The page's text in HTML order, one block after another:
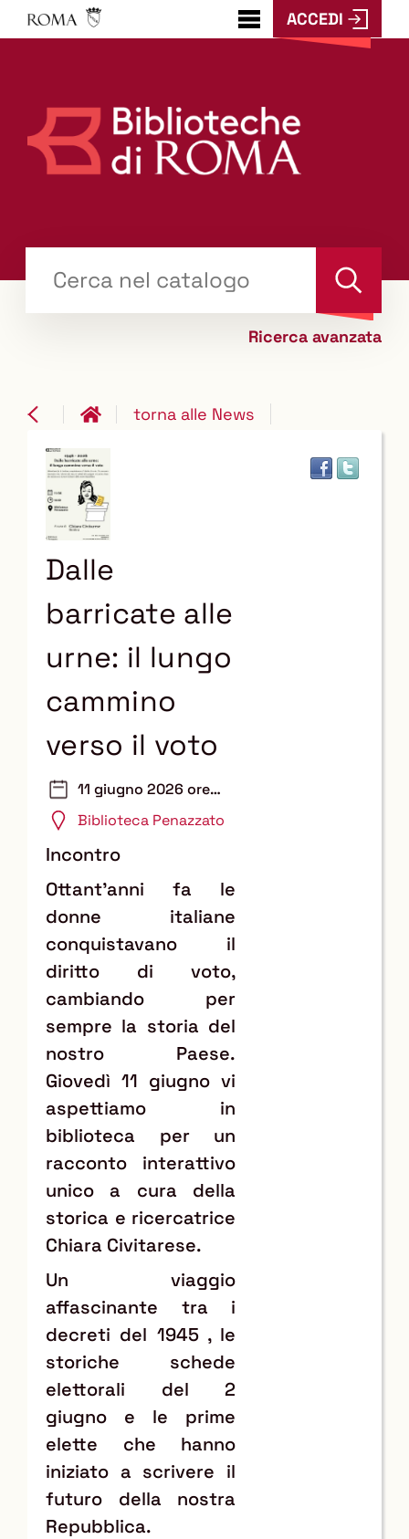
???
menu.button???
ACCEDI
il tuo libro "Catalogo"
Cerca
Ricerca avanzata
torna alle News
Dalle
barricate alle
urne: il lungo
cammino
verso il voto
11 giugno 2026 ore
18:00
Biblioteca Penazzato
Incontro
Ottant'anni fa le
donne italiane
conquistavano il
diritto di voto,
cambiando per
sempre la storia del
nostro Paese.
Giovedì 11 giugno vi
aspettiamo in
biblioteca per un
racconto interattivo
unico a cura della
storica e ricercatrice
Chiara Civitarese.
Un viaggio
affascinante tra i
decreti del 1945 , le
storiche schede
elettorali del 2
giugno e le prime
elette che hanno
iniziato a scrivere il
futuro della nostra
Repubblica.